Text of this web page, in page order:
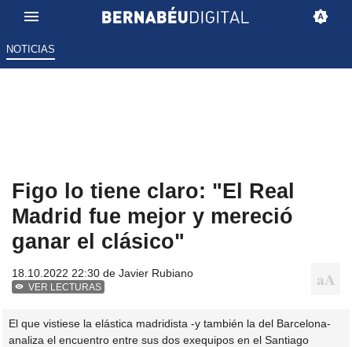
NOTICIAS
Figo lo tiene claro: "El Real
Madrid fue mejor y mereció
ganar el clásico"
18.10.2022 22:30 de Javier Rubiano
VER LECTURAS
El que vistiese la elástica madridista -y también la del Barcelona-
analiza el encuentro entre sus dos exequipos en el Santiago